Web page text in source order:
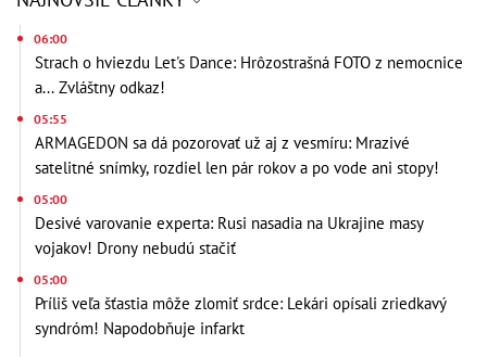
06:00
Strach o hviezdu Let's Dance: Hrôzostrašná FOTO z nemocnice
a... Zvláštny odkaz!
05:55
ARMAGEDON sa dá pozorovať už aj z vesmíru: Mrazivé
satelitné snímky, rozdiel len pár rokov a po vode ani stopy!
05:00
Desivé varovanie experta: Rusi nasadia na Ukrajine masy
vojakov! Drony nebudú stačiť
05:00
Príliš veľa šťastia môže zlomiť srdce: Lekári opísali zriedkavý
syndróm! Napodobňuje infarkt